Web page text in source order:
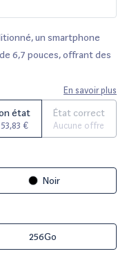
un smartphone
6,7 pouces, offrant des
capacité de 256 Go, il
applications et photos.
par des experts et
le vendeur. Profitez
en parfait état,
les meilleures
Fnac, Darty et Back
un prix avantageux.
En savoir plus
état
€
État correct
Aucune offre
Noir
256Go